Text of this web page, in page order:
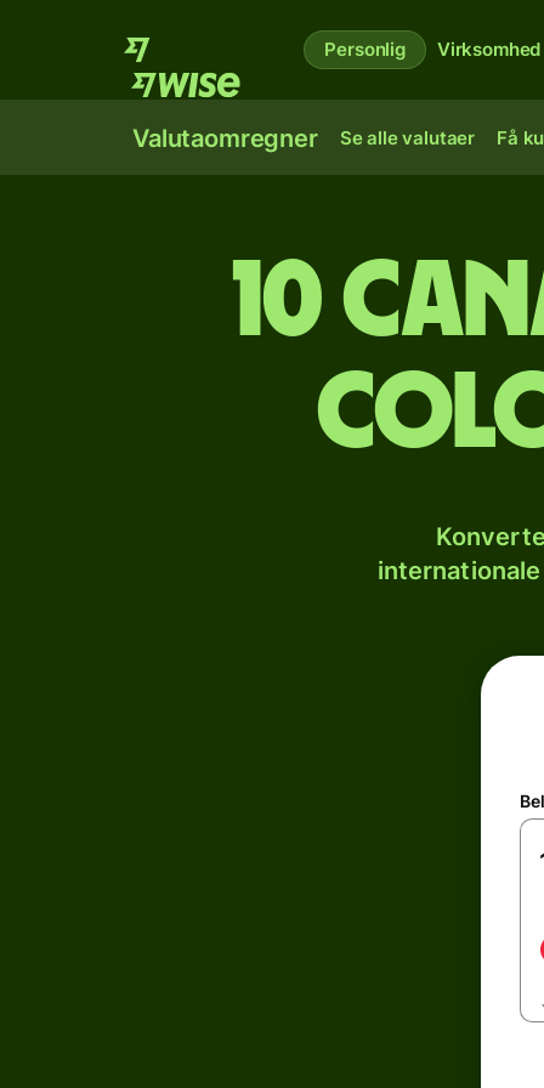
Personlig Virksomhed
Valutaomregner Se alle valutaer Få
10